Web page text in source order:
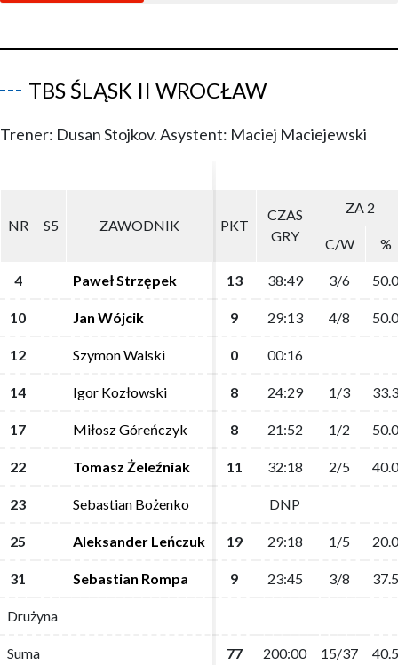
TBS ŚLĄSK II WROCŁAW
Trener: Dusan Stojkov. Asystent: Maciej Maciejewski
NR S5 ZAWODNIK PKT
CZAS
GRY
ZA 2
C/W %
4 Paweł Strzępek 13 38:49 3/6 50.0
10 Jan Wójcik 9 29:13 4/8 50.0
12 Szymon Walski 0 00:16
14 Igor Kozłowski 8 24:29 1/3 33.3
17 Miłosz Góreńczyk 8 21:52 1/2 50.0
22 Tomasz Żeleźniak 11 32:18 2/5 40.0
23 Sebastian Bożenko DNP
25 Aleksander Leńczuk 19 29:18 1/5 20.0
31 Sebastian Rompa 9 23:45 3/8 37.5
Drużyna
Suma 77 200:00 15/37 40.5
NR S5 ZAWODNIK PKT
CZAS
GRY
ZA 2
C/W %
4 Paweł Strzępek 13 38:49 3/6 50.0
10 Jan Wójcik 9 29:13 4/8 50.0
12 Szymon Walski 0 00:16
14 Igor Kozłowski 8 24:29 1/3 33.3
17 Miłosz Góreńczyk 8 21:52 1/2 50.0
22 Tomasz Żeleźniak 11 32:18 2/5 40.0
23 Sebastian Bożenko DNP
25 Aleksander Leńczuk 19 29:18 1/5 20.0
31 Sebastian Rompa 9 23:45 3/8 37.5
Drużyna
Suma 77 200:00 15/37 40.5